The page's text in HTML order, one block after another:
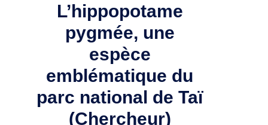
L’hippopotame
pygmée, une
espèce
emblématique du
parc national de Taï
(Chercheur)